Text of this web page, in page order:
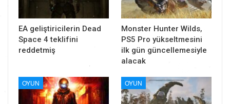
EA geliştiricilerin Dead
Space 4 teklifini
reddetmiş
Monster Hunter Wilds,
PS5 Pro yükseltmesini
ilk gün güncellemesiyle
alacak
OYUN OYUN